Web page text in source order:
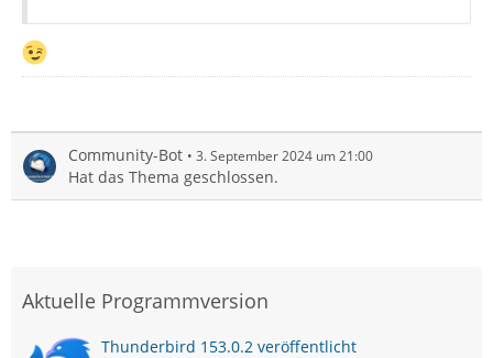
Community-Bot 3. September 2024 um 21:00
Hat das Thema geschlossen.
Aktuelle Programmversion
Thunderbird 153.0.2 veröffentlicht